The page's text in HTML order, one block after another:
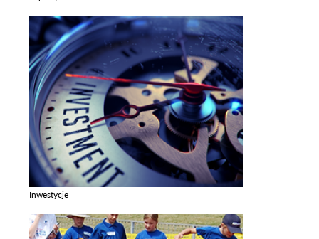
Inwestycje